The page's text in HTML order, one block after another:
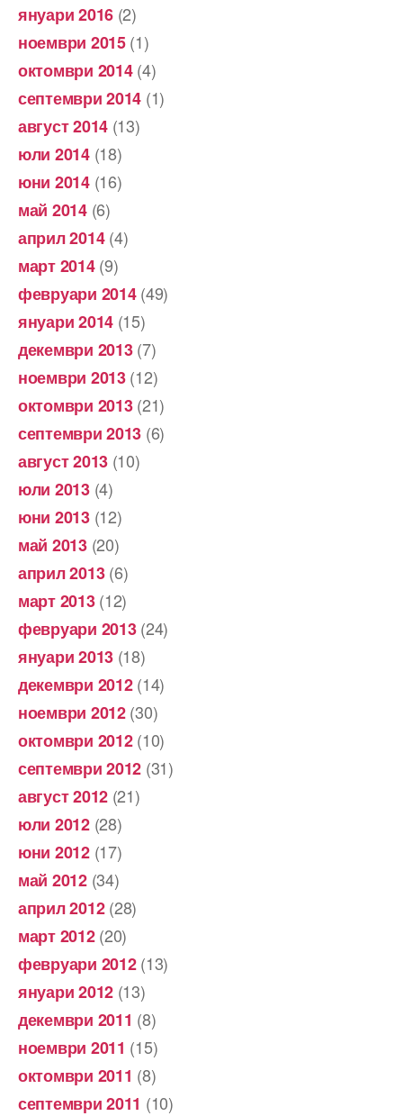
януари 2016 (2)
ноември 2015(1)
октомври 2014(4)
септември 2014 (1)
август 2014 (13)
юли 2014(18)
юни 2014(16)
май 2014(6)
април 2014(4)
март 2014(9)
февруари 2014(49)
януари 2014 (15)
декември 2013(7)
ноември 2013(12)
октомври 2013(21)
септември 2013 (6)
август 2013 (10)
юли 2013(4)
юни 2013(12)
май 2013(20)
април 2013(6)
март 2013(12)
февруари 2013(24)
януари 2013 (18)
декември 2012(14)
ноември 2012(30)
октомври 2012(10)
септември 2012 (31)
август 2012 (21)
юли 2012(28)
юни 2012(17)
май 2012(34)
април 2012(28)
март 2012(20)
февруари 2012(13)
януари 2012 (13)
декември 2011 (8)
ноември 2011 (15)
октомври 2011 (8)
септември 2011 (10)